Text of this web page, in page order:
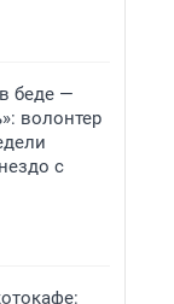
беде —
волонтер
с